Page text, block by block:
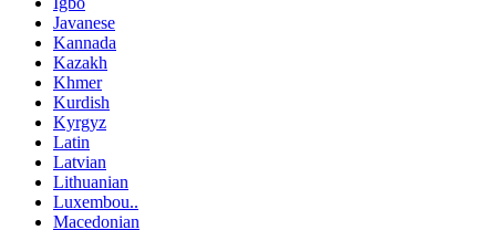
Javanese
Kannada
Kazakh
Khmer
Kurdish
Kyrgyz
Latin
Latvian
Lithuanian
Luxembou..
Macedonian